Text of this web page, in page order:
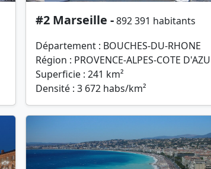
#2 Marseille -892 391 habitants
Département : BOUCHES-DU-RHONE
Région : PROVENCE-ALPES-COTE
Superficie : 241 km²
Densité : 3 672 habs/km²